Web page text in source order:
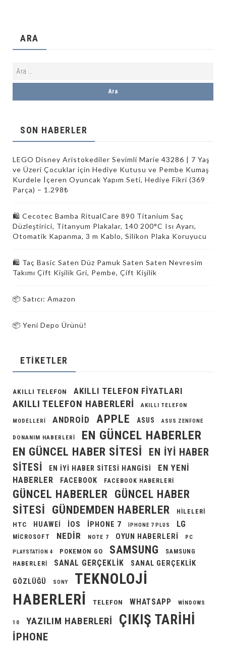
ARA
SON HABERLER
LEGO Disney Aristokediler Sevimli Marie 43286 | 7 Yaş
ve Üzeri Çocuklar için Hediye Kutusu ve Pembe Kumaş
Kurdele İçeren Oyuncak Yapım Seti, Hediye Fikri (369
Parça) – 1.298₺
🛍️ Cecotec Bamba RitualCare 890 Titanium Saç
Düzleştirici, Titanyum Plakalar, 140 200°C Isı Ayarı,
Otomatik Kapanma, 3 m Kablo, Silikon Plaka Koruyucu
🛍️ Taç Basic Saten Düz Pamuk Saten Saten Nevresim
Takımı Çift Kişilik Gri, Pembe, Çift Kişilik
📦 Satıcı: Amazon
📦 Yeni Depo Ürünü!
ETIKETLER
AKILLI TELEFON AKILLI TELEFON FIYATLARI
AKILLI TELEFON HABERLERI AKILLI TELEFON
MODELLERI ANDROID APPLE ASUS ASUS ZENFONE
DONANIM HABERLERI EN GÜNCEL HABERLER
EN GÜNCEL HABER SITESI
EN IYI HABER
SITESI
EN IYI HABER SITESI HANGISI
EN YENI
HABERLER
FACEBOOK FACEBOOK HABERLERI
GÜNCEL HABERLER
GÜNCEL HABER
SITESI
GÜNDEMDEN HABERLER
HILELERI
HTC
HUAWEI IOS IPHONE 7 IPHONE 7 PLUS LG
MICROSOFT NEDIR NOTE 7 OYUN HABERLERI PC
PLAYSTATION 4 POKEMON GO SAMSUNG
SAMSUNG
HABERLERI
SANAL GERÇEKLIK SANAL GERÇEKLIK
GÖZLÜĞÜ SONY
TEKNOLOJI
HABERLERI
TELEFON WHATSAPP WINDOWS
10 YAZILIM HABERLERI ÇIKIŞ TARIHI
İPHONE